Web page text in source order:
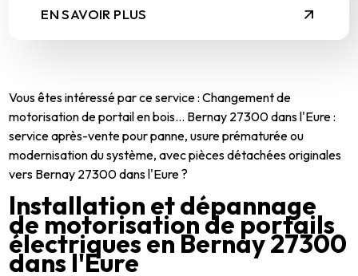
EN SAVOIR PLUS
Vous êtes intéressé par ce service : Changement de
motorisation de portail en bois... Bernay 27300 dans l'Eure :
service après-vente pour panne, usure prématurée ou
modernisation du système, avec pièces détachées originales
vers Bernay 27300 dans l'Eure ?
Installation et dépannage
de motorisation de portails
électriques en Bernay 27300
dans l'Eure